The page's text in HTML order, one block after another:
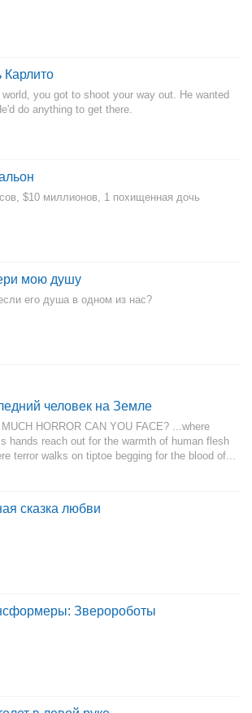
Карлито
world, you got to shoot your way out. He wanted
do anything to get there.
$10 миллионов, 1 похищенная дочь
мою душу
его душа в одном из нас?
человек на Земле
MUCH HORROR CAN YOU FACE? ...where
hands reach out for the warmth of human flesh
terror walks on tiptoe begging for the blood of...
сказка любви
Зверороботы